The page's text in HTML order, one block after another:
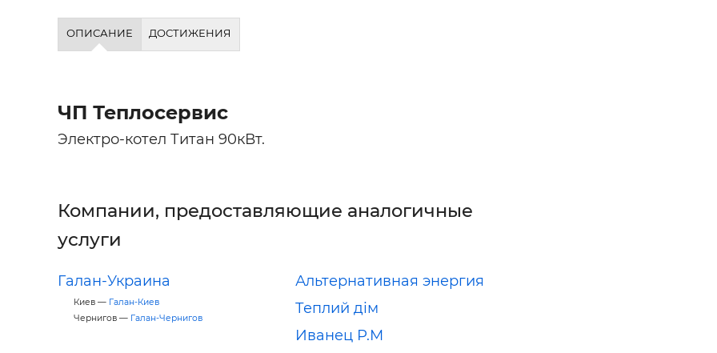
ОПИСАНИЕ ДОСТИЖЕНИЯ
ЧП Теплосервис
Электро-котел Титан 90кВт.
Компании, предоставляющие аналогичные
услуги
Галан-Украина
Киев — Галан-Киев
Чернигов — Галан-Чернигов
Альтернативная энергия
Теплий дім
Иванец Р.М